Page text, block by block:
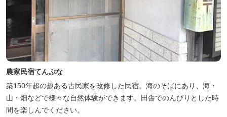
農家民宿てんぷな
築150年超の趣ある古民家を改修した民宿。海のそばにあり、海・
山・畑などで様々な自然体験ができます。田舎でのんびりとした時
間を楽しんでください。